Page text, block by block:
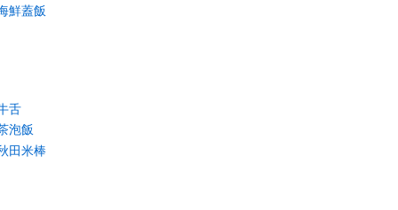
鮮蓋飯
舌
泡飯
田米棒